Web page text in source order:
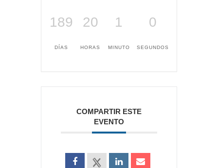
189
DÍAS
20
HORAS
1
MINUTO
0
SEGUNDOS
COMPARTIR ESTE
EVENTO